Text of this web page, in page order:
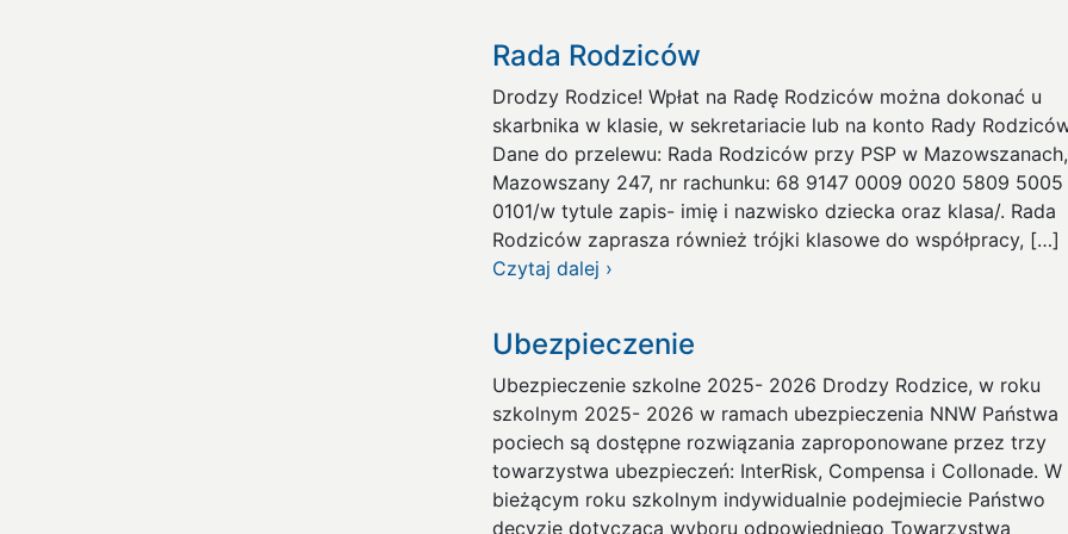
Rada Rodziców
Drodzy Rodzice! Wpłat na Radę Rodziców można dokonać u
skarbnika w klasie, w sekretariacie lub na konto Rady
Dane do przelewu: Rada Rodziców przy PSP w Mazowszanach,
Mazowszany 247, nr rachunku: 68 9147 0009 0020 5809 5005
0101/w tytule zapis- imię i nazwisko dziecka oraz klasa/. Rada
Rodziców zaprasza również trójki klasowe do współpracy, […]
Czytaj dalej ›
Ubezpieczenie
Ubezpieczenie szkolne 2025- 2026 Drodzy Rodzice, w roku
szkolnym 2025- 2026 w ramach ubezpieczenia NNW Państwa
pociech są dostępne rozwiązania zaproponowane przez trzy
towarzystwa ubezpieczeń: InterRisk, Compensa i Collonade. W
bieżącym roku szkolnym indywidualnie podejmiecie Państwo
decyzję dotyczącą wyboru odpowiedniego Towarzystwa